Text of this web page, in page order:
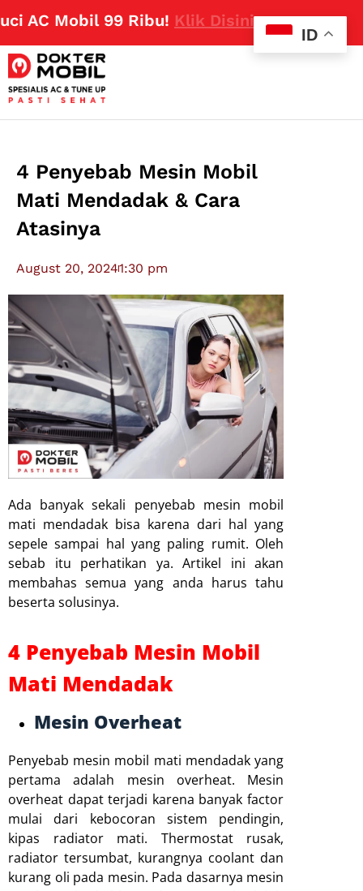
Mobil 99 Ribu!Klik Disini
4 Penyebab Mesin Mobil
Mati Mendadak & Cara
Atasinya
August 20, 20241:30 pm
Ada banyak sekali penyebab mesin mobil
mati mendadak bisa karena dari hal yang
sepele sampai hal yang paling rumit. Oleh
sebab itu perhatikan ya. Artikel ini akan
membahas semua yang anda harus tahu
beserta solusinya.
4 Penyebab Mesin Mobil
Mati Mendadak
Mesin Overheat
Penyebab mesin mobil mati mendadak yang
pertama adalah mesin overheat. Mesin
overheat dapat terjadi karena banyak factor
mulai dari kebocoran sistem pendingin,
kipas radiator mati. Thermostat rusak,
radiator tersumbat, kurangnya coolant dan
kurang oli pada mesin. Pada dasarnya mesin
ID